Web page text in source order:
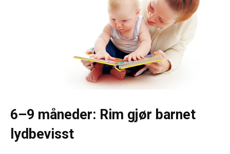
6–9 måneder: Rim gjør barnet
lydbevisst